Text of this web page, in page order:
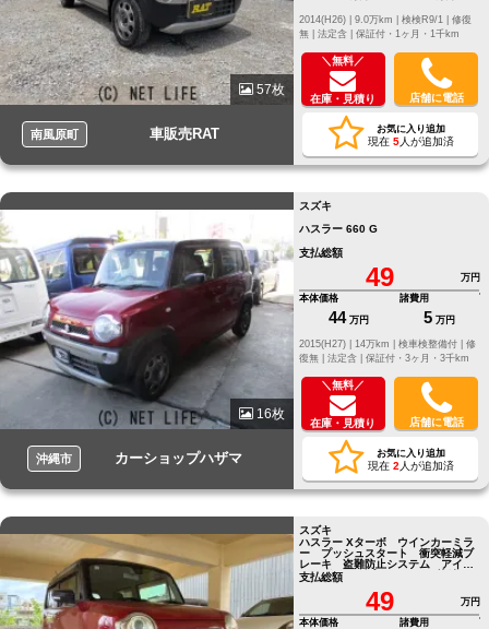
57枚
南風原町 車販売RAT
修復
無 | 法定含 | 保証付・1ヶ月・1千km
＼無料／
在庫・見積り 店舗に電話
お気に入り追加
現在 5人が追加済
16枚
沖縄市 カーショップハザマ
スズキ
ハスラー 660 G
支払総額
49
万円
本体価格
44 万円
諸費用
5 万円
修
復無 | 法定含 | 保証付・3ヶ月・3千km
＼無料／
在庫・見積り 店舗に電話
お気に入り追加
現在 2 人が追加済
スズキ
ハスラー Xターボ ウインカーミラ
ー プッシュスタート 衝突軽減ブ
レーキ 盗難防止システム アイド
リングストップ Bluetooth接続
ナビ シートヒーター
支払総額
49
万円
本体価格
諸費用